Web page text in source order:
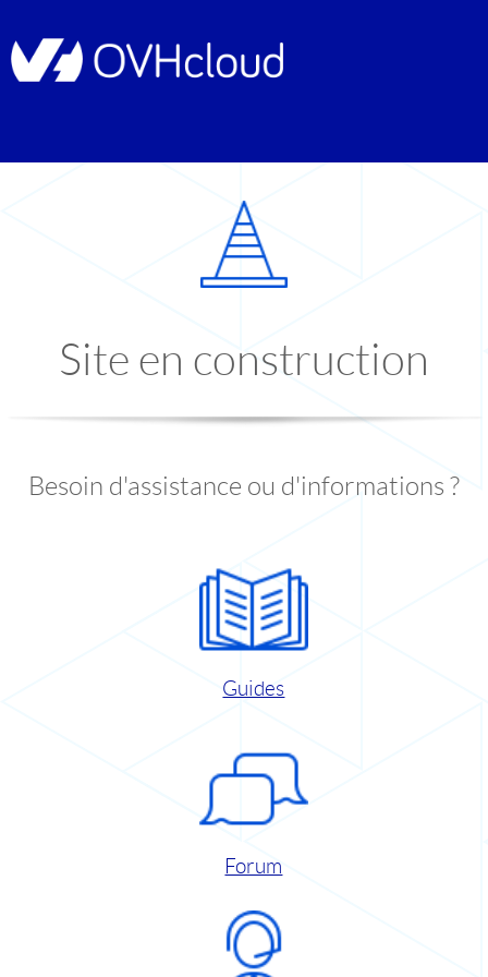
Site en construction
Besoin d'assistance ou d'informations ?
Guides
Forum